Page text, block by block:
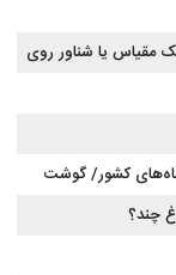
مقیاس یا شناور روی
کشور/ گوشت
به فروش می‌رود؟
چند؟